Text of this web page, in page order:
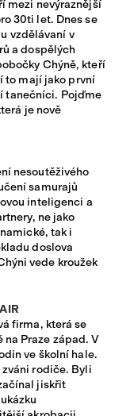
mezi nevýraznější
30ti let. Dnes se
vzdělávaní v
a dospělých
Chýně, kteří
to mají jako první
tanečníci. Pojďme
je nově
nesoutěživého
samurajů
inteligenci a
ne jako
tak i
doslova
vede kroužek
firma, která se
na Praze západ. V
ve školní hale.
zváni rodiče. Byli
jiskřit